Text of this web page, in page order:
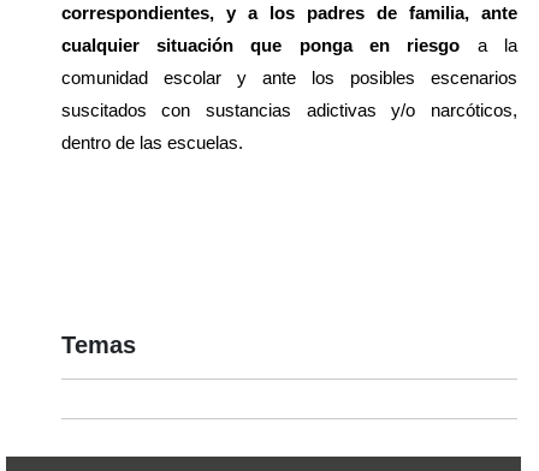
correspondientes, y a los padres de familia, ante
cualquier situación que ponga en riesgo a la
comunidad escolar y ante los posibles escenarios
suscitados con sustancias adictivas y/o narcóticos,
dentro de las escuelas.
Temas